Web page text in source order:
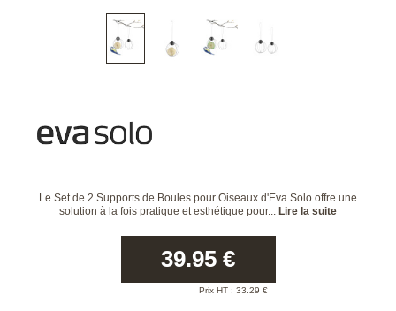
Le Set de 2 Supports de Boules pour Oiseaux d'Eva Solo offre une
solution à la fois pratique et esthétique pour... Lire la suite
39.95 €
Prix HT : 33.29 €